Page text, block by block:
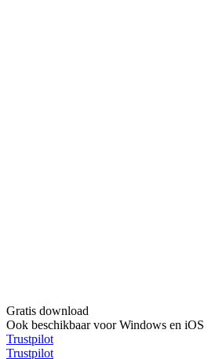
Gratis download
Ook beschikbaar voor Windows en iOS
Trustpilot
Trustpilot